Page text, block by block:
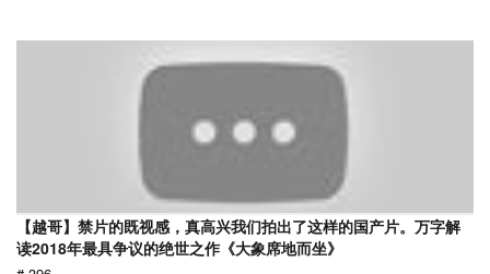
【越哥】禁片的既视感，真高兴我们拍出了这样的国产片。万字解
读2018年最具争议的绝世之作《大象席地而坐》